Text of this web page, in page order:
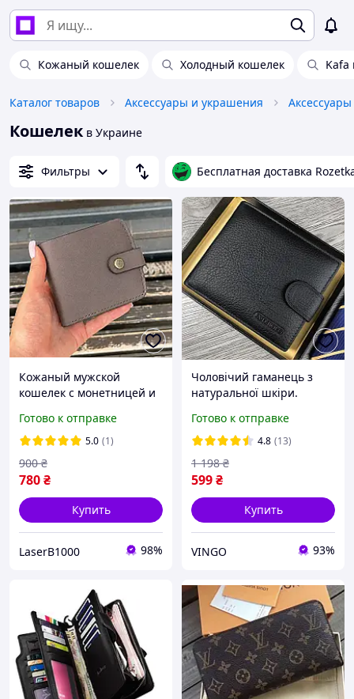
Кожаный кошелек Холодный кошелек Kafa
Каталог товаров Аксессуары и украшения Аксессуары
Кошелек в Украине
Фильтры Бесплатная доставка
Кожаный мужской
кошелек с монетницей и
карточек на застежке
коричневый
Готово к отправке
5.0 (1)
780₴
900 ₴
Купить
LaserB1000 98%
Чоловічий гаманець з
натуральної шкіри.
чоловічий портмоне зі
шкіри Чорний
Готово к отправке
4.8 (13)
599₴
1 198 ₴
Купить
VINGO 93%